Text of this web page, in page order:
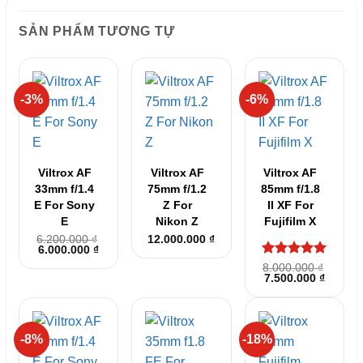
SẢN PHẨM TƯƠNG TỰ
-3%
Viltrox AF
33mm f/1.4
E For Sony
E
6.200.000₫
Giá
là:
6.000.000₫Giá
hiện
tại
Viltrox AF
75mm f/1.2
Z For
Nikon Z
12.000.000₫
-6%
Viltrox AF
85mm f/1.8
II XF For
Fujifilm X
Được xếp
hạng55
8.000.000₫
Giá
là:
8.000.000 ₫.
7.500.000 ₫Giá
hiện
tại
-8% -18%